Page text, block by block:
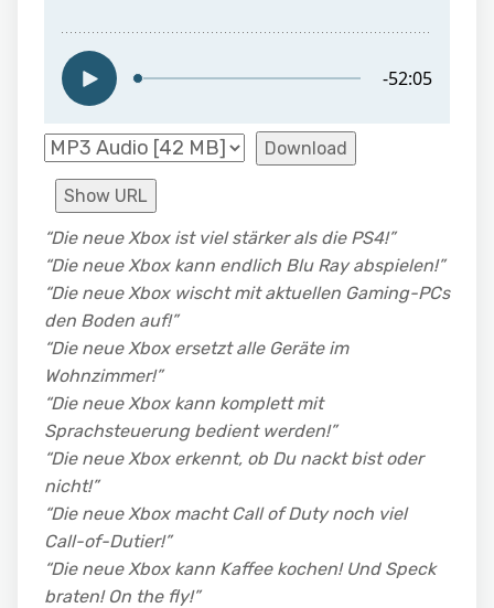
Download
Show URL
“Die neue Xbox ist viel stärker als die PS4!”
“Die neue Xbox kann endlich Blu Ray abspielen!”
“Die neue Xbox wischt mit aktuellen Gaming-PCs
den Boden auf!”
“Die neue Xbox ersetzt alle Geräte im
Wohnzimmer!”
“Die neue Xbox kann komplett mit
Sprachsteuerung bedient werden!”
“Die neue Xbox erkennt, ob Du nackt bist oder
nicht!”
“Die neue Xbox macht Call of Duty noch viel
Call-of-Dutier!”
“Die neue Xbox kann Kaffee kochen! Und Speck
braten! On the fly!”